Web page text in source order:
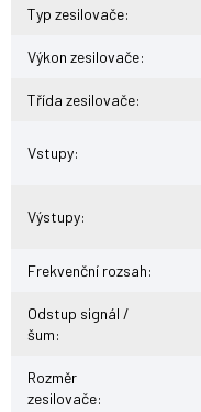
Typ zesilovače:
Výkon zesilovače:
Třída zesilovače:
Vstupy:
Výstupy:
Frekvenční rozsah:
Odstup signál /
šum:
Rozměr
zesilovače: